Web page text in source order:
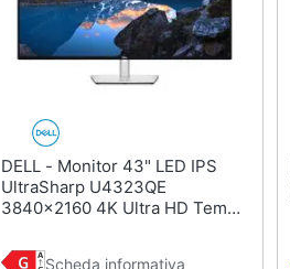
DELL - Monitor 43" LED IPS
UltraSharp U4323QE
3840x2160 4K Ultra HD Tempo
Scheda informativa